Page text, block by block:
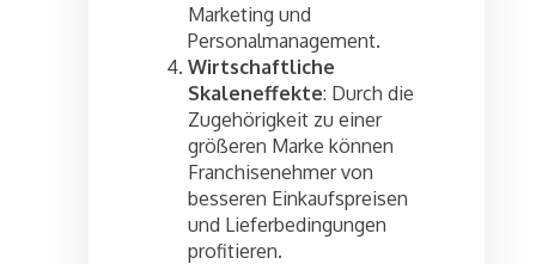
Marketing und
Personalmanagement.
Wirtschaftliche
Skaleneffekte: Durch die
Zugehörigkeit zu einer
größeren Marke können
Franchisenehmer von
besseren Einkaufspreisen
und Lieferbedingungen
profitieren.